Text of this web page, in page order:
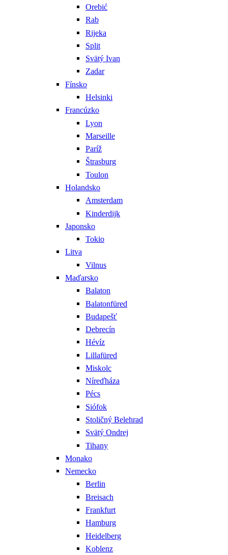
Orebić
Rab
Rijeka
Split
Svätý Ivan
Zadar
Fínsko
Helsinki
Francúzko
Lyon
Marseille
Paríž
Štrasburg
Toulon
Holandsko
Amsterdam
Kinderdijk
Japonsko
Tokio
Litva
Vilnus
Maďarsko
Balaton
Balatonfüred
Budapešť
Debrecín
Hévíz
Lillafüred
Miskolc
Níreďháza
Pécs
Siófok
Stoličný Belehrad
Svätý Ondrej
Tihany
Monako
Nemecko
Berlin
Breisach
Frankfurt
Hamburg
Heidelberg
Koblenz